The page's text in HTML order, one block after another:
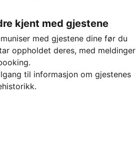
kjent med gjestene
med gjestene dine før du
oppholdet deres, med meldinger
til informasjon om gjestenes